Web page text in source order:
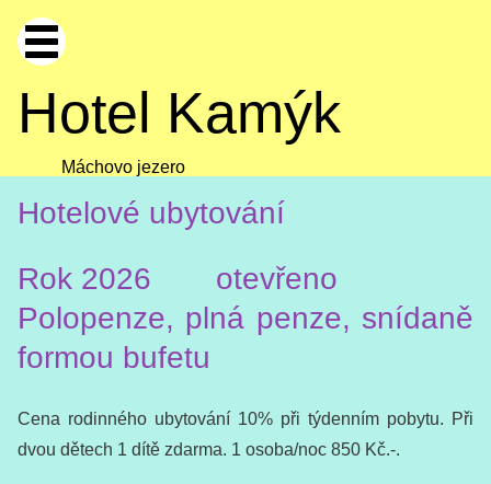
Hotel Kamýk
Máchovo jezero
Hotelové ubytování
Rok 2026 otevřeno
Polopenze, plná penze, snídaně
formou bufetu
Cena rodinného ubytování 10% při týdenním pobytu. Při
dvou dětech 1 dítě zdarma. 1 osoba/noc 850 Kč.-.